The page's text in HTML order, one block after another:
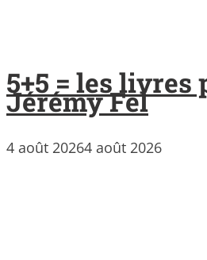
5+5 = les livres
Jérémy Fel
4 août 20264 août 2026